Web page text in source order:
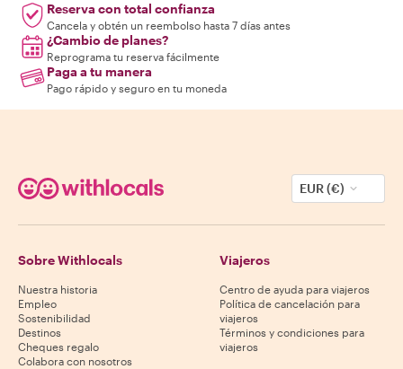
Reserva con total confianza
Cancela y obtén un reembolso hasta 7 días antes
¿Cambio de planes?
Reprograma tu reserva fácilmente
Paga a tu manera
Pago rápido y seguro en tu moneda
EUR (€)
Sobre Withlocals
Nuestra historia
Empleo
Sostenibilidad
Destinos
Cheques regalo
Colabora con nosotros
Viajeros
Centro de ayuda para viajeros
Política de cancelación para
viajeros
Términos y condiciones para
viajeros